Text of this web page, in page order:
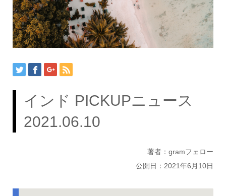
インド PICKUPニュース
2021.06.10
著者：gramフェロー
公開日：2021年6月10日